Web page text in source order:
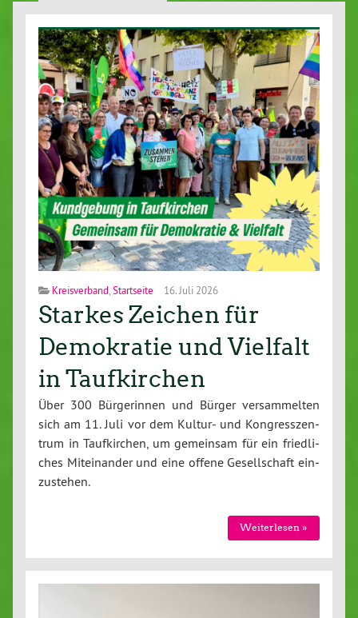
Kreisverband Startseite 16. Juli 2026
Starkes Zeichen für
Demokratie und Vielfalt
in Taufkirchen
Über 300 Bür­ge­rin­nen und Bürger ver­sam­mel­ten
sich am 11. Juli vor dem Kultur- und Kon­gress­zen­
trum in Tauf­kir­chen, um gemeinsam für ein fried­li­
ches Mit­ein­an­der und eine offene Ge­sell­schaft ein­
zu­ste­hen.
Wei­ter­le­sen »